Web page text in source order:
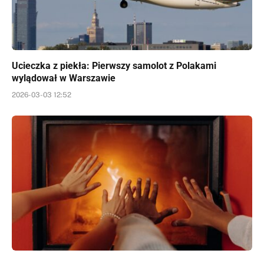
Ucieczka z piekła: Pierwszy samolot z Polakami
wylądował w Warszawie
2026-03-03 12:52